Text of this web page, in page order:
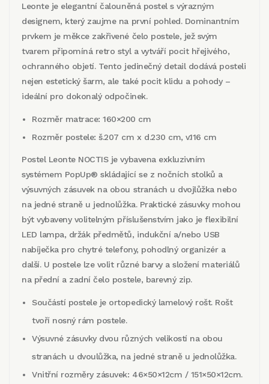
Leonte je elegantní čalouněná postel s výrazným
designem, který zaujme na první pohled. Dominantním
prvkem je měkce zakřivené čelo postele, jež svým
tvarem připomíná retro styl a vytváří pocit hřejivého,
ochranného objetí. Tento jedinečný detail dodává posteli
nejen estetický šarm, ale také pocit klidu a pohody –
ideální pro dokonalý odpočinek.
Rozměr matrace: 160×200 cm
Rozměr postele: š.207 cm x d.230 cm, v.116 cm
Postel Leonte NOCTIS je vybavena exkluzivním
systémem PopUp® skládající se z nočních stolků a
výsuvných zásuvek na obou stranách u dvojlůžka nebo
na jedné straně u jednolůžka. Praktické zásuvky mohou
být vybaveny volitelným příslušenstvím jako je flexibilní
LED lampa, držák předmětů, indukční a/nebo USB
nabíječka pro chytré telefony, pohodlný organizér a
další. U postele lze volit různé barvy a složení materiálů
na přední a zadní čelo postele, barevný zip.
Součástí postele je ortopedický lamelový rošt. Rošt
tvoří nosný rám postele.
Výsuvné zásuvky dvou různých velikostí na obou
stranách u dvoulůžka, na jedné straně u jednolůžka.
Vnitřní rozměry zásuvek: 46×50×12cm / 151×50×12cm.